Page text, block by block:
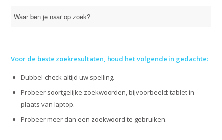
Voor de beste zoekresultaten, houd het volgende in gedachte:
Dubbel-check altijd uw spelling.
Probeer soortgelijke zoekwoorden, bijvoorbeeld: tablet in
plaats van laptop.
Probeer meer dan een zoekwoord te gebruiken.